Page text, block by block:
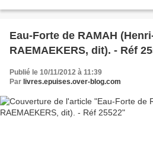
Eau-Forte de RAMAH
RAEMAEKERS, dit). - Réf
Publié le 10/11/2012 à 11:39
Par livres.epuises.over-blog.com